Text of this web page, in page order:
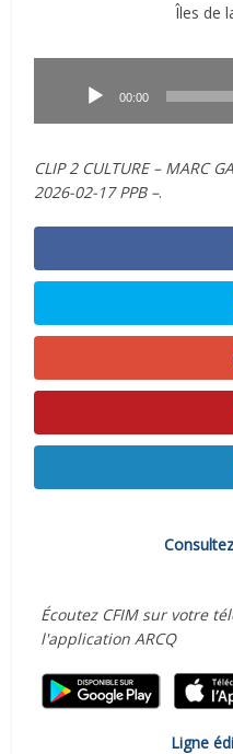
Îles de
00:00
CLIP 2 CULTURE – MARC
2026-02-17 PPB –.
Écoutez CFIM sur votre
l'application ARCQ
Ligne